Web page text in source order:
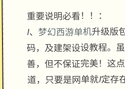
重要说明必看！！：
1、 梦幻西游单机升级版
码，及建架设设教程。
善，但不保证完美！这
道，只要是网单就1定存